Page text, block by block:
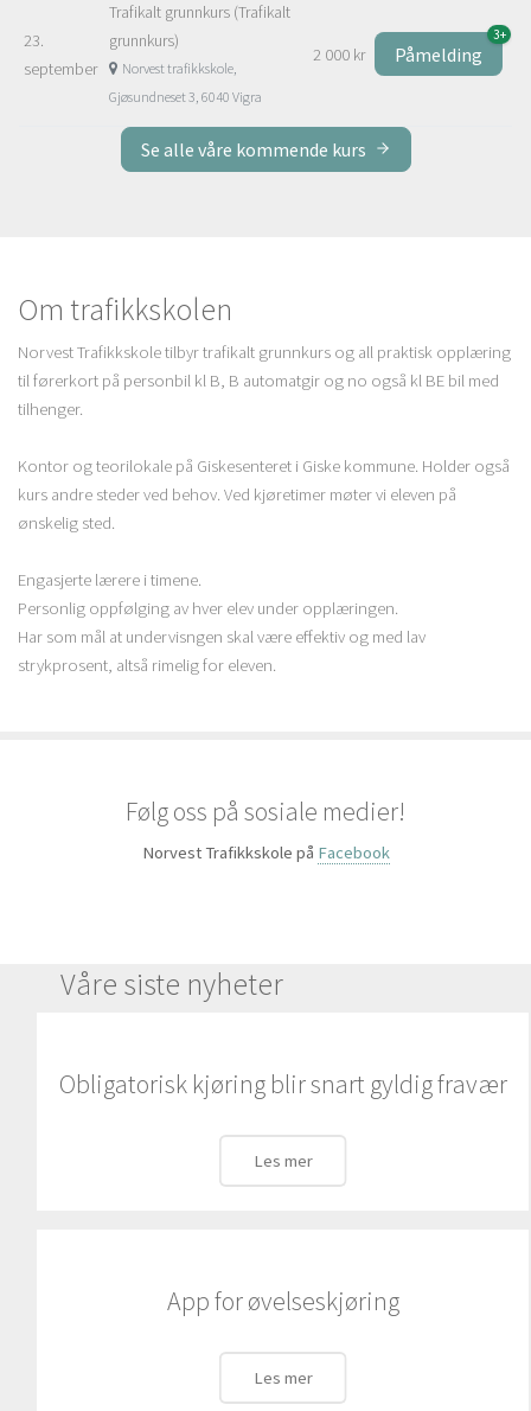
23.
september
Trafikalt grunnkurs (Trafikalt
grunnkurs)
Norvest trafikkskole,
Gjøsundneset 3, 6040 Vigra
2 000 kr Påmelding
3+
Se alle våre kommende kurs
Om trafikkskolen
Norvest Trafikkskole tilbyr trafikalt grunnkurs og all praktisk opplæring
til førerkort på personbil kl B, B automatgir og no også kl BE bil med
tilhenger.
Kontor og teorilokale på Giskesenteret i Giske kommune. Holder også
kurs andre steder ved behov. Ved kjøretimer møter vi eleven på
ønskelig sted.
Engasjerte lærere i timene.
Personlig oppfølging av hver elev under opplæringen.
Har som mål at undervisngen skal være effektiv og med lav
strykprosent, altså rimelig for eleven.
Følg oss på sosiale medier!
Norvest Trafikkskole på Facebook
Våre siste nyheter
Obligatorisk kjøring blir snart gyldig fravær
Les mer
App for øvelseskjøring
Les mer